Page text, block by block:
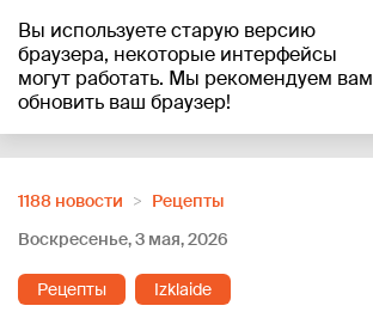
Вы используете старую версию
браузера, некоторые интерфейсы
могут работать. Мы рекомендуем вам
обновить ваш браузер!
+19°C
1188 новости
Рецепты
Воскресенье, 3 мая, 2026
Рецепты Izklaide